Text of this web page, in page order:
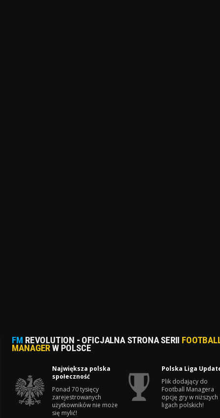
FM REVOLUTION - OFICJALNA STRONA SERII
MANAGERW POLSCE
Największa polska
społeczność
Ponad 70 tysięcy
zarejestrowanych
użytkowników nie może
się mylić!
Polska Liga
Plik dodający do
Football Managera
opcję gry w niższych
ligach polskich!